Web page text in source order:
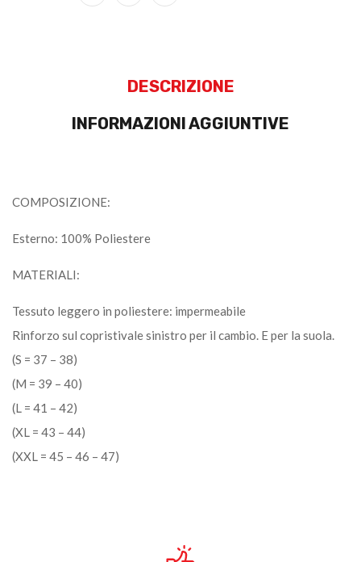
DESCRIZIONE
INFORMAZIONI AGGIUNTIVE
COMPOSIZIONE:
Esterno: 100% Poliestere
MATERIALI:
Tessuto leggero in poliestere: impermeabile
Rinforzo sul copristivale sinistro per il cambio. E per la suola.
(S = 37 – 38)
(M = 39 – 40)
(L = 41 – 42)
(XL = 43 – 44)
(XXL = 45 – 46 – 47)